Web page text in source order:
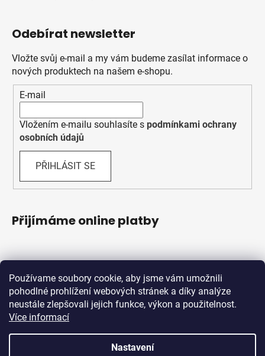
Používame soubory cookie, aby jsme vám umožnili
pohodlné prohlížení webových stránek a díky analýze
neustále zlepšovali jejich funkce, výkon a použitelnost.
Více informací
Nastavení
Odebírat newsletter
Vložte svůj e-mail a my vám budeme zasílat informace o
nových produktech na našem e-shopu.
E-mail
Vložením e-mailu souhlasíte s podmínkami ochrany
osobních údajů
PŘIHLÁSIT SE
Přijímáme online platby